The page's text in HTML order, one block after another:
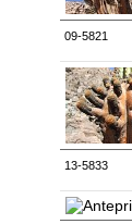
09-5821
13-5833